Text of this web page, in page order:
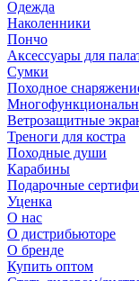
Одежда
Наколенники
Пончо
Аксессуары для
Сумки
Походное
Ветрозащитные
Треноги для костра
Походные души
Карабины
Подарочные
Уценка
О нас
О дистрибьюторе
О бренде
Купить оптом